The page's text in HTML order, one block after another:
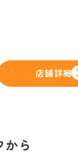
店舗詳細
ら